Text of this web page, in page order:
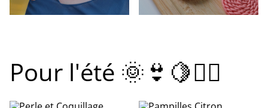
Pour l'été 🌞👙🍋🧜‍♀️